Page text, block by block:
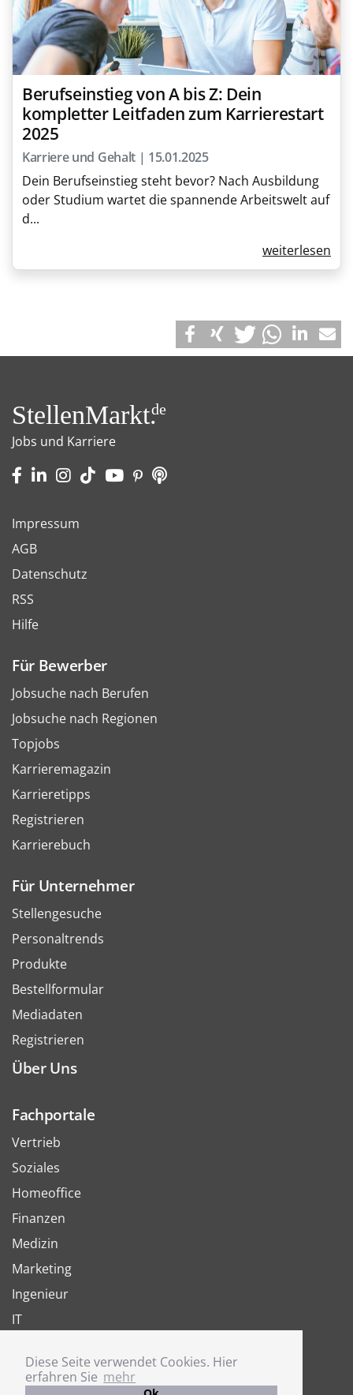
Diese Seite verwendet Cookies. Hier
erfahren Sie mehr
Berufseinstieg von A bis Z: Dein
kompletter Leitfaden zum Karrierestart
2025
Karriere und Gehalt | 15.01.2025
Dein Berufseinstieg steht bevor? Nach Ausbildung
oder Studium wartet die spannende Arbeitswelt auf
d...
weiterlesen
StellenMarkt.de
Jobs und Karriere
Impressum
AGB
Datenschutz
RSS
Hilfe
Für Bewerber
Jobsuche nach Berufen
Jobsuche nach Regionen
Topjobs
Karrieremagazin
Karrieretipps
Registrieren
Karrierebuch
Für Unternehmer
Stellengesuche
Personaltrends
Produkte
Bestellformular
Mediadaten
Registrieren
Über Uns
Fachportale
Vertrieb
Soziales
Homeoffice
Finanzen
Medizin
Marketing
Ingenieur
IT
Joboter